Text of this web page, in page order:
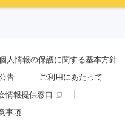
人情報の保護に関する基本方針
告 ご利用にあたって
情報提供窓口
事項